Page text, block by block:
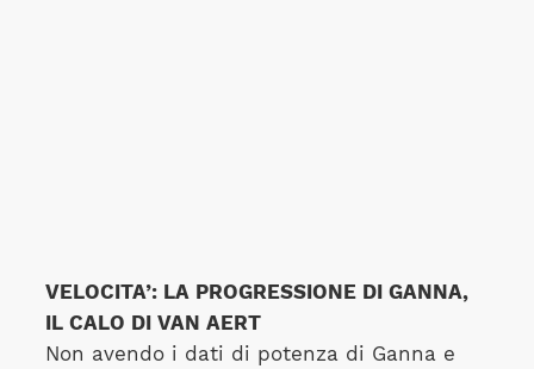
VELOCITA’: LA PROGRESSIONE DI GANNA,
IL CALO DI VAN AERT
Non avendo i dati di potenza di Ganna e